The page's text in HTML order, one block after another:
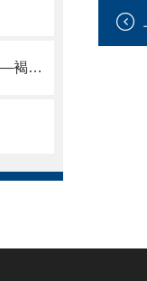
制冷压缩机冷冻油：清澈—黄色—褐色，分别什么问题